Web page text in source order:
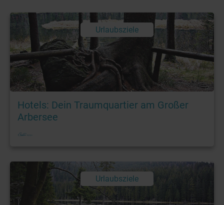
Urlaubsziele
Foto: © A. Sandner
Hotels: Dein Traumquartier am Großer
Arbersee
Urlaubsziele